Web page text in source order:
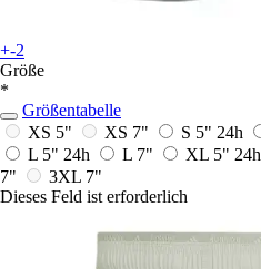
+-2
Größe
*
Größentabelle
XS 5"
XS 7" S 5" 24h
L 5" 24h L 7" XL 5" 24h
7"
3XL 7"
Dieses Feld ist erforderlich